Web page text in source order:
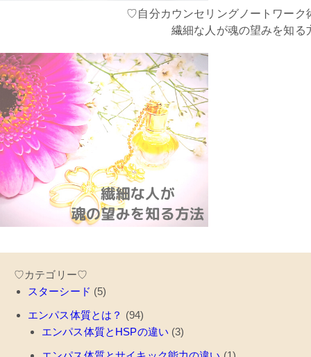
♡自分カウンセリングノートワーク
繊細な人が魂の望みを知る
♡カテゴリー♡
スターシード (5)
エンパス体質とは？ (94)
エンパス体質とHSPの違い (3)